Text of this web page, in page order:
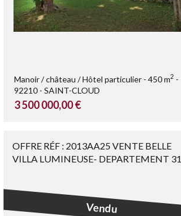
Manoir / château / Hôtel particulier 450 m2
92210 SAINT-CLOUD
3 500 000,00 €
OFFRE RÉF : 2013AA25 VENTE BELLE
VILLA LUMINEUSE- DEPARTEMENT 31
Vendu